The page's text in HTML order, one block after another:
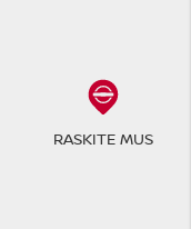
RASKITE MUS